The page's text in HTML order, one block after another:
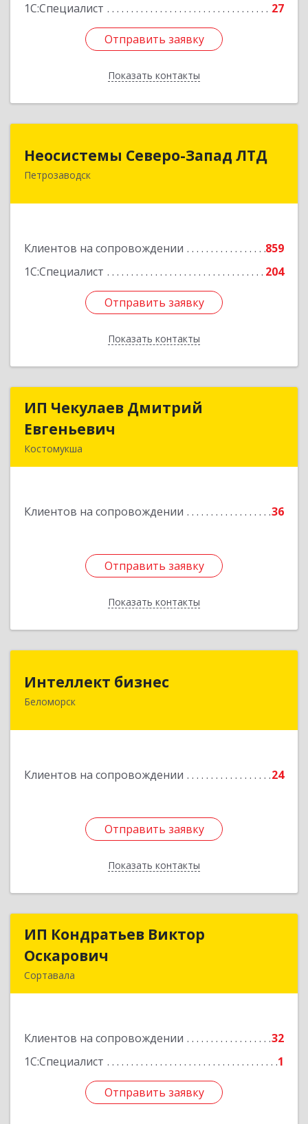
1С:Специалист
27
Отправить заявку
Показать контакты
Отправить заявку
Назад
Неосистемы Северо-Запад ЛТД
Петрозаводск
Клиентов на сопровождении
859
1С:Специалист
204
Отправить заявку
Показать контакты
185001, Карелия Респ, Петрозаводск г,
Подробнее
Отправить заявку
Назад
ИП Чекулаев Дмитрий
Евгеньевич
Костомукша
Клиентов на сопровождении 36
Отправить заявку
Показать контакты
ИП Чекулаев Дмитрий
Отправить заявку
Назад
Интеллект бизнес
Беломорск
Клиентов на сопровождении 24
Отправить заявку
Показать контакты
Отправить заявку
Назад
ИП Кондратьев Виктор
Оскарович
Сортавала
Клиентов на сопровождении
32
1С:Специалист
1
Отправить заявку
ИП Кондратьев Виктор
Подробнее
Отправить заявку